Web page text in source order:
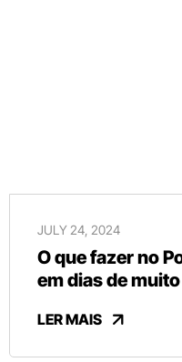
JULY 24, 2024
O que fazer no
em dias de
LER MAIS